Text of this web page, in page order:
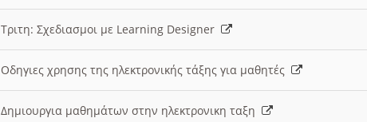
Τριτη: Σχεδιασμοι με Learning Designer
Οδηγιες χρησης της ηλεκτρονικής τάξης για μαθητές
Δημιουργια μαθημάτων στην ηλεκτρονικη ταξη